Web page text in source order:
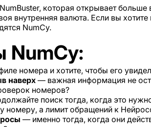
которая открывает
внутренняя валюта. Если вы
NumCy.
NumCy:
номера и хотите, чтобы его
наверх — важная информация не
номеров?
поиск тогда, когда это
номеру, а лимит обращений к
— именно тогда, когда они